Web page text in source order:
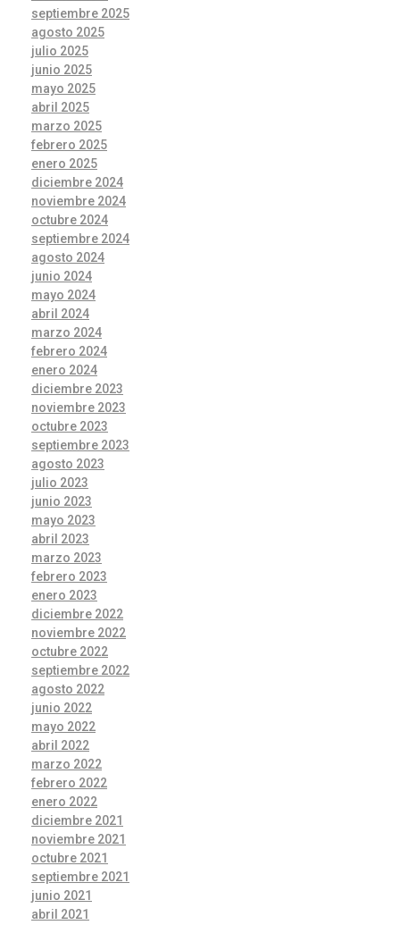
septiembre 2025
agosto 2025
julio 2025
junio 2025
mayo 2025
abril 2025
marzo 2025
febrero 2025
enero 2025
diciembre 2024
noviembre 2024
octubre 2024
septiembre 2024
agosto 2024
junio 2024
mayo 2024
abril 2024
marzo 2024
febrero 2024
enero 2024
diciembre 2023
noviembre 2023
octubre 2023
septiembre 2023
agosto 2023
julio 2023
junio 2023
mayo 2023
abril 2023
marzo 2023
febrero 2023
enero 2023
diciembre 2022
noviembre 2022
octubre 2022
septiembre 2022
agosto 2022
junio 2022
mayo 2022
abril 2022
marzo 2022
febrero 2022
enero 2022
diciembre 2021
noviembre 2021
octubre 2021
septiembre 2021
junio 2021
abril 2021